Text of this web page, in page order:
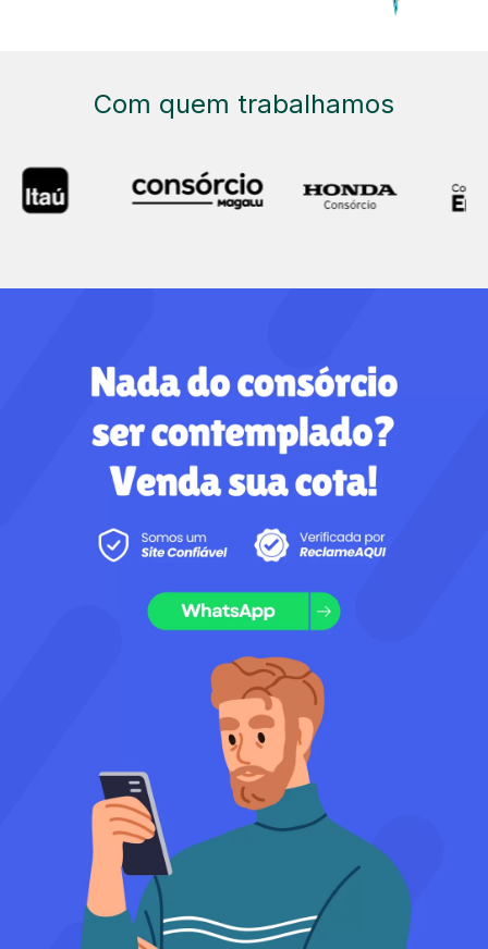
Com quem trabalhamos